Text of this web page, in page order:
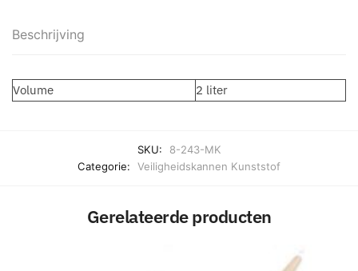
Beschrijving
Volume 2 liter
SKU:
8-243-MK
Categorie:
Veiligheidskannen Kunststof
Gerelateerde producten